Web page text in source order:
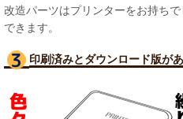
改造パーツはプリンターをお持ち
できます。
印刷済みとダウンロード版が